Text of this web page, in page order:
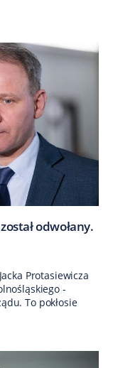
odwołany.
Protasiewicza
-
To pokłosie